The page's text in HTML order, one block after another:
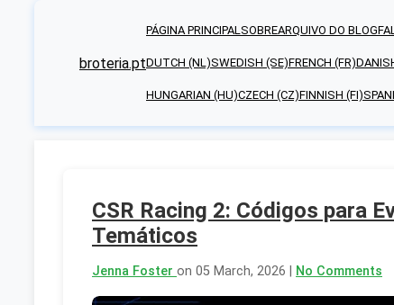
broteria.pt
PÁGINA PRINCIPALSOBREARQUIVO DO BLOG
DUTCH (NL)SWEDISH (SE)FRENCH (FR)
HUNGARIAN (HU)CZECH (CZ)FINNISH (FI)
CSR Racing 2: Códigos para
Temáticos
Jenna Foster on 05 March, 2026 | No Comments